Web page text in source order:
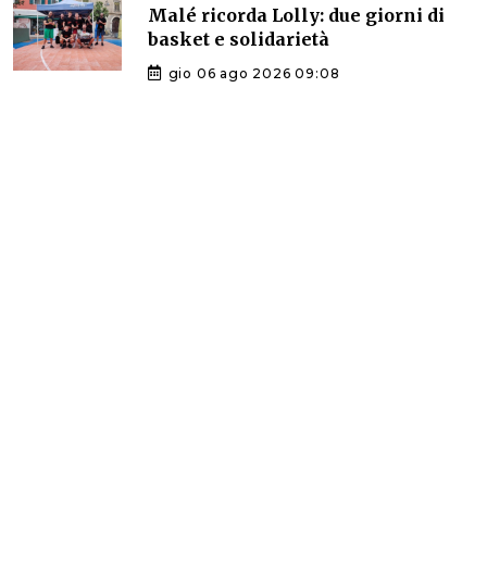
Malé ricorda Lolly: due giorni di
basket e solidarietà
gio 06 ago 2026 09:08